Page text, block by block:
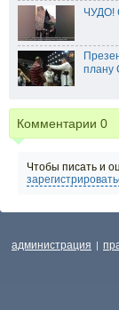
ЧУДО!
плану
Комментарии 0
Чтобы писать и
администрация |